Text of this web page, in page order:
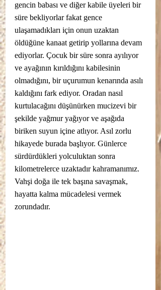
gencin babası ve diğer kabile üyeleri bir
süre bekliyorlar fakat gence
ulaşamadıkları için onun uzaktan
öldüğüne kanaat getirip yollarına devam
ediyorlar. Çocuk bir süre sonra ayılıyor
ve ayağının kırıldığını kabilesinin
olmadığını, bir uçurumun kenarında asılı
kaldığını fark ediyor. Oradan nasıl
kurtulacağını düşünürken mucizevi bir
şekilde yağmur yağıyor ve aşağıda
biriken suyun içine atlıyor. Asıl zorlu
hikayede burada başlıyor. Günlerce
sürdürdükleri yolculuktan sonra
kilometrelerce uzaktadır kahramanımız.
Vahşi doğa ile tek başına savaşmak,
hayatta kalma mücadelesi vermek
zorundadır.